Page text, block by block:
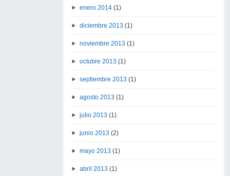
enero 2014(1)
diciembre 2013 (1)
noviembre 2013 (1)
octubre 2013 (1)
septiembre 2013 (1)
agosto 2013 (1)
julio 2013 (1)
junio 2013 (2)
mayo 2013 (1)
abril 2013 (1)